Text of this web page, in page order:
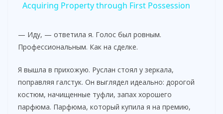
y
V
Acquiring Property through First Possession
— Иду, — ответила я. Голос был ровным.
Профессиональным. Как на сделке.
Я вышла в прихожую. Руслан стоял у зеркала,
поправляя галстук. Он выглядел идеально: дорогой
костюм, начищенные туфли, запах хорошего
парфюма. Парфюма, который купила я на премию,